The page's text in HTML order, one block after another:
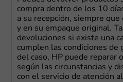
compra dentro de los 10
a su recepción, siempre
y en su empaque original.
devoluciones si existe una
cumplen las condiciones de
del caso, HP puede reparar
según las circunstancias y
con el servicio de atención